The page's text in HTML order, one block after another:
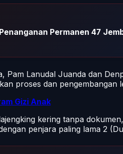
Permanen 47
Pam Lanudal Juanda dan
proses dan pengembangan
Gizi Anak
kering tanpa
penjara paling lama 2